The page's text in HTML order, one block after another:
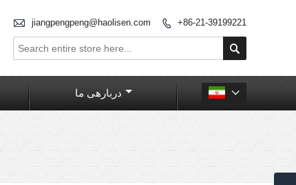
 jiangpengpeng@haolisen.com  +86-21-39199221

دربارهی ما 